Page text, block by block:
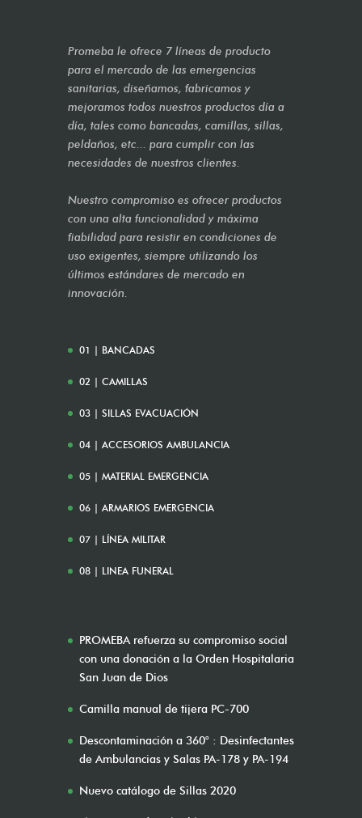
Promeba le ofrece 7 líneas de producto
para el mercado de las emergencias
sanitarias, diseñamos, fabricamos y
mejoramos todos nuestros productos día a
día, tales como bancadas, camillas, sillas,
peldaños, etc... para cumplir con las
necesidades de nuestros clientes.
Nuestro compromiso es ofrecer productos
con una alta funcionalidad y máxima
fiabilidad para resistir en condiciones de
uso exigentes, siempre utilizando los
últimos estándares de mercado en
innovación.
01 | BANCADAS
02 | CAMILLAS
03 | SILLAS EVACUACIÓN
04 | ACCESORIOS AMBULANCIA
05 | MATERIAL EMERGENCIA
06 | ARMARIOS EMERGENCIA
07 | LÍNEA MILITAR
08 | LINEA FUNERAL
PROMEBA refuerza su compromiso social
con una donación a la Orden Hospitalaria
San Juan de Dios
Camilla manual de tijera PC-700
Descontaminación a 360° : Desinfectantes
de Ambulancias y Salas PA-178 y PA-194
Nuevo catálogo de Sillas 2020